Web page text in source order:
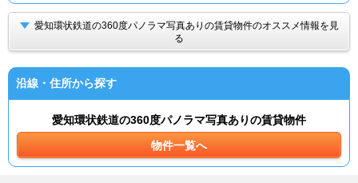
愛知環状鉄道の360度パノラマ写真ありの賃貸物件のオススメ情報を見
る
沿線・住所から探す
愛知環状鉄道の360度パノラマ写真ありの賃貸物件
物件一覧へ